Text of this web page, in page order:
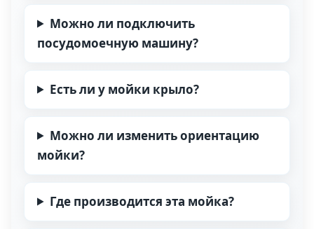
Можно ли подключить
посудомоечную машину?
Есть ли у мойки крыло?
Можно ли изменить ориентацию
мойки?
Где производится эта мойка?